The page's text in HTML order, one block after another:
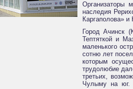
Организаторы
наследия
Каргаполова»
Город Ачинск
Тептяткой и
маленького
сотню лет
которым
трудолюбие
третьих,
Чулыму на юг.